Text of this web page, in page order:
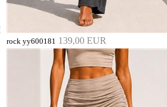
rock yy600181 139,00 EUR